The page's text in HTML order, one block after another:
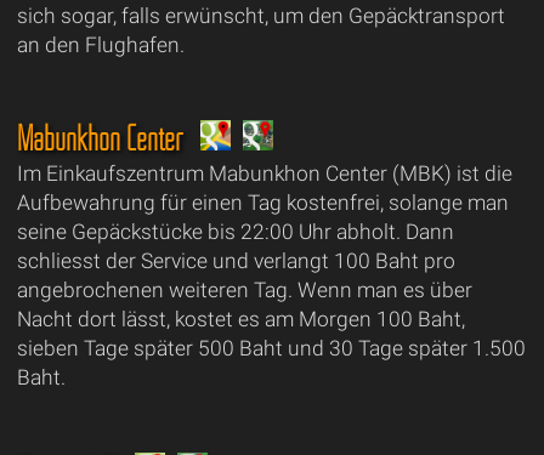
sich sogar, falls erwünscht, um den Gepäcktransport
an den Flughafen.
Mabunkhon Center
Im Einkaufszentrum Mabunkhon Center (MBK) ist die
Aufbewahrung für einen Tag kostenfrei, solange man
seine Gepäckstücke bis 22:00 Uhr abholt. Dann
schliesst der Service und verlangt 100 Baht pro
angebrochenen weiteren Tag. Wenn man es über
Nacht dort lässt, kostet es am Morgen 100 Baht,
sieben Tage später 500 Baht und 30 Tage später 1.500
Baht.